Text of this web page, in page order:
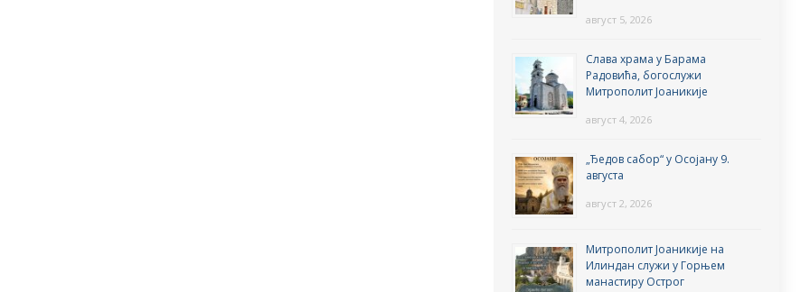
август 5, 2026
Слава храма у Барама
Радовића, богослужи
Митрополит Јоаникије
август 4, 2026
„Ђедов сабор“ у Осојану 9.
августа
август 2, 2026
Митрополит Јоаникије на
Илиндан служи у Горњем
манастиру Острог